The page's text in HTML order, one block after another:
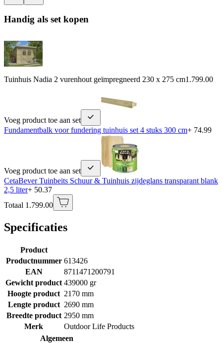
Handig als set kopen
Tuinhuis Nadia 2 vurenhout geïmpregneerd 230 x 275 cm1.799.00
Voeg product toe aan set
Fundamentbalk voor fundering tuinhuis set 4 stuks 300 cm+ 74.99
Voeg product toe aan set
CetaBever Tuinbeits Schuur & Tuinhuis zijdeglans transparant blank
2,5 liter+ 50.37
Totaal 1.799.00
Specificaties
Product
Productnummer 613426
EAN
8711471200791
Gewicht product 439000 gr
Hoogte product 2170 mm
Lengte product 2690 mm
Breedte product 2950 mm
Merk
Outdoor Life Products
Algemeen